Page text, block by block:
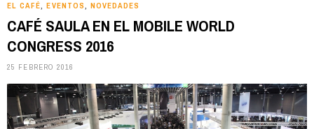
EL CAFÉ EVENTOS NOVEDADES
CAFÉ SAULA EN EL MOBILE WORLD
CONGRESS 2016
25 FEBRERO 2016